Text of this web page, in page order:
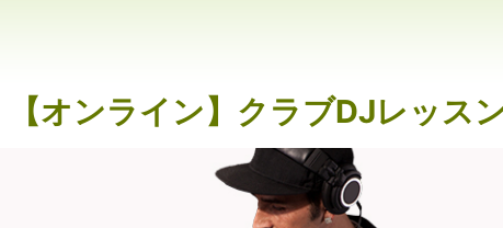
【オンライン】クラブDJレッス